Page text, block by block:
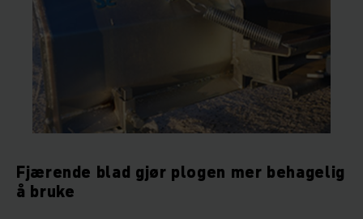
Fjærende blad gjør plogen mer behagelig
å bruke